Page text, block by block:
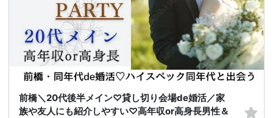
前橋＼20代後半メイン♡貸し切り会場de婚活／家
族や友人にも紹介しやすい♡高年収or高身長男性＆